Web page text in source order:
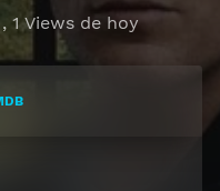
, 1 Views de hoy